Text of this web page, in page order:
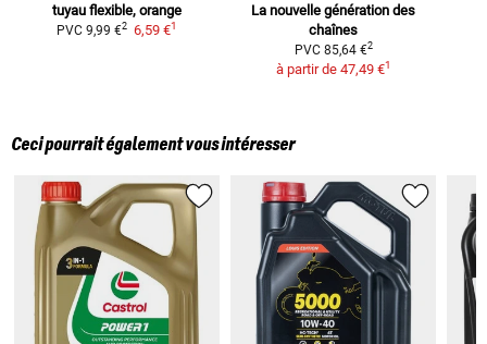
tuyau flexible, orange
PVC 9,99 €2 6,59 €1
La nouvelle génération des
chaînes
PVC 85,64 €2
à partir de 47,49 €1
Ceci pourrait également vous intéresser